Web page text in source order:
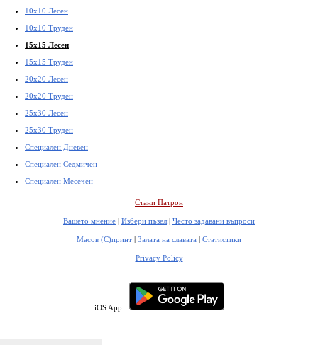
10x10 Лесен
10x10 Труден
15x15 Лесен
15x15 Труден
20x20 Лесен
20x20 Труден
25x30 Лесен
25x30 Труден
Специален Дневен
Специален Седмичен
Специален Месечен
Стани Патрон
Вашето мнение | Избери пъзел | Често задавани въпроси
Масов (С)принт | Залата на славата | Статистики
Privacy Policy
iOS App